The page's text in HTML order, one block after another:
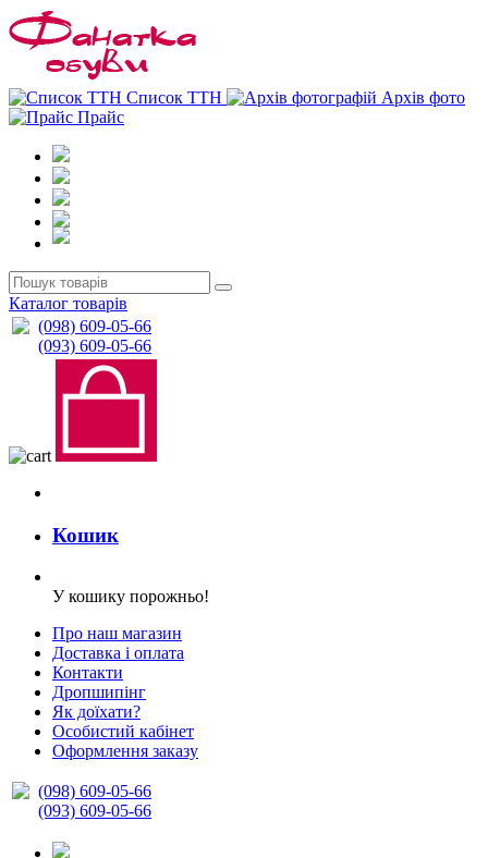
Список ТТН
Архів фото
Прайс
Каталог товарів
(098) 609-05-66
(093) 609-05-66
Кошик
У кошику порожньо!
Про наш магазин
Доставка і оплата
Контакти
Дропшипінг
Як доїхати?
Особистий кабінет
Оформлення заказу
(098) 609-05-66
(093) 609-05-66